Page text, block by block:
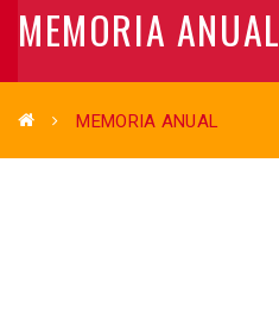
MEMORIA ANUAL
MEMORIA ANUAL